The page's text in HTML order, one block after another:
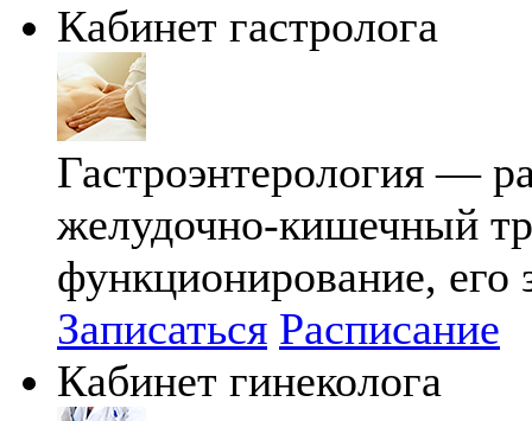
Кабинет гастролога
Гастроэнтерология —
желудочно-кишечный
функционирование, его
Записаться Расписание
Кабинет гинеколога